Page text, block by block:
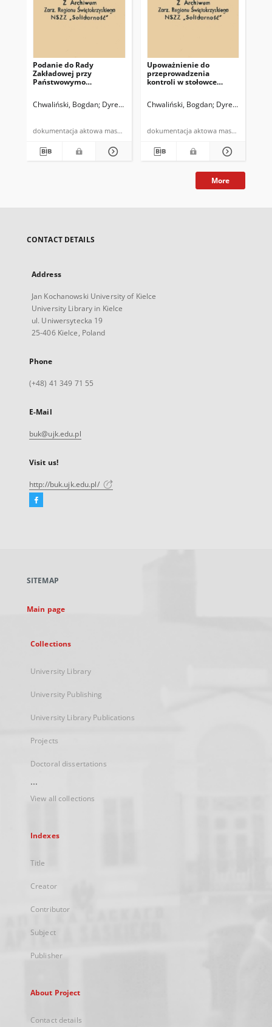
Podanie do Rady
Zakładowej przy
Państwowymo
Piekoszowie w sprawie
pracownikowi
Chwaliński, Bogdan Dyrektor Państwowego Gospodarstwa
dokumentacja aktowa maszynopis
Upoważnienie do
przeprowadzenia
kontroli w stołowce
Chwaliński, Bogdan Dyrektor
dokumentacja aktowa maszynopis
More
CONTACT DETAILS
Address
Jan Kochanowski University of Kielce
University Library in Kielce
ul. Uniwersytecka 19
25-406 Kielce, Poland
Phone
(+48) 41 349 71 55
E-Mail
buk@ujk.edu.pl
Visit us!
http://buk.ujk.edu.pl/
Facebook
new
SITEMAP
Main page
Collections
University Library
University Publishing
University Library Publications
Projects
Doctoral dissertations
...
View all collections
Indexes
Title
Creator
Contributor
Subject
Publisher
About Project
Contact details